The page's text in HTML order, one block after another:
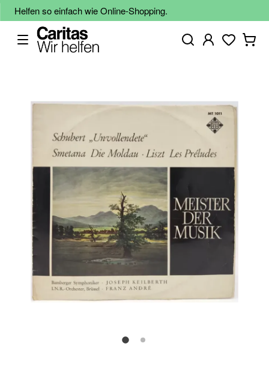
Helfen so einfach wie Online-Shopping.
Bildgalerie